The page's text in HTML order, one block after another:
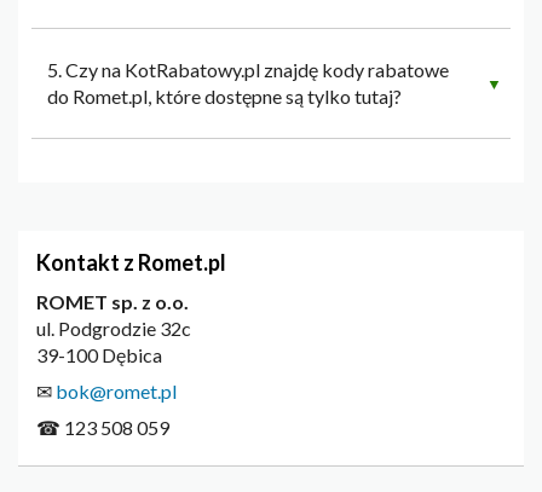
5. Czy na KotRabatowy.pl znajdę kody rabatowe
do Romet.pl, które dostępne są tylko tutaj?
▼
Kontakt z Romet.pl
ROMET sp. z o.o.
ul. Podgrodzie 32c
39-100 Dębica
✉ bok@romet.pl
☎ 123 508 059